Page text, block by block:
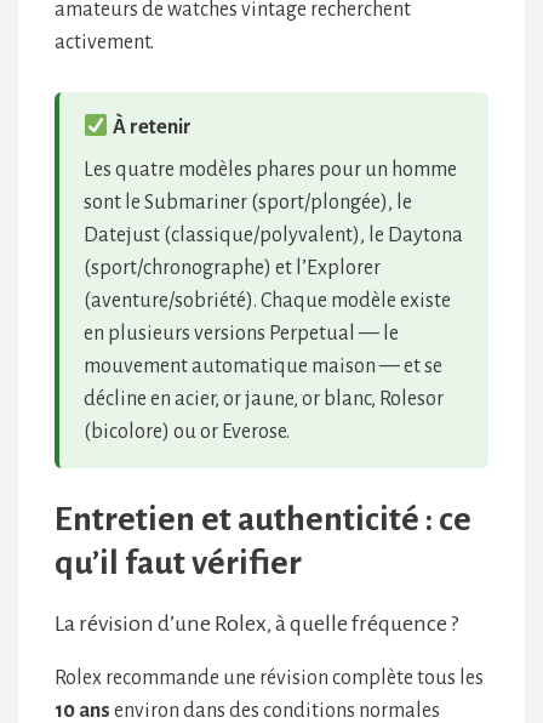
amateurs de watches vintage recherchent
activement.
À retenir
Les quatre modèles phares pour un homme
sont le Submariner (sport/plongée), le
Datejust (classique/polyvalent), le Daytona
(sport/chronographe) et l’Explorer
(aventure/sobriété). Chaque modèle existe
en plusieurs versions Perpetual — le
mouvement automatique maison — et se
décline en acier, or jaune, or blanc, Rolesor
(bicolore) ou or Everose.
Entretien et authenticité : ce
qu’il faut vérifier
La révision d’une Rolex, à quelle fréquence ?
Rolex recommande une révision complète tous les
10 ans environ dans des conditions normales